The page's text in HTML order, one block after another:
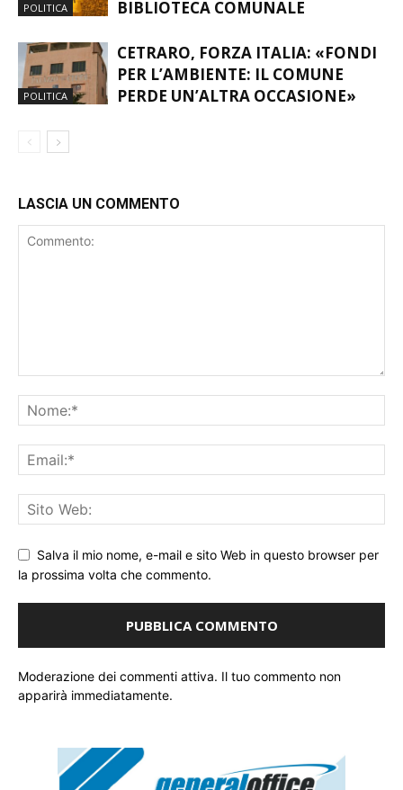
POLITICA BIBLIOTECA COMUNALE
POLITICA
CETRARO, FORZA ITALIA: «FONDI
PER L’AMBIENTE: IL COMUNE
PERDE UN’ALTRA OCCASIONE»
LASCIA UN COMMENTO
Salva il mio nome, e-mail e sito Web in questo browser per
la prossima volta che commento.
Moderazione dei commenti attiva. Il tuo commento non
apparirà immediatamente.